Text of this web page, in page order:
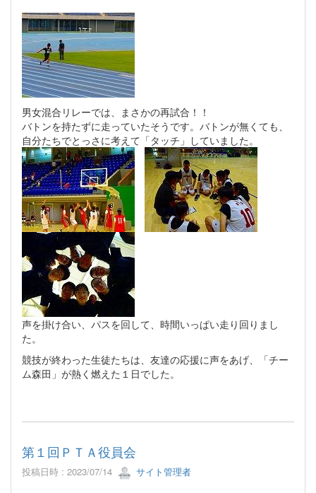
男女混合リレーでは、まさかの再試合！！
バトンを持たずに走っていたそうです。バトンが無くても、
自分たちでとっさに考えて「タッチ」していました。
声を掛け合い、パスを回して、時間いっぱい走り回りまし
た。
競技が終わった生徒たちは、友達の応援に声をあげ、「チー
ム森田」が熱く燃えた１日でした。
第１回ＰＴＡ役員会
投稿日時 : 2023/07/14 サイト管理者